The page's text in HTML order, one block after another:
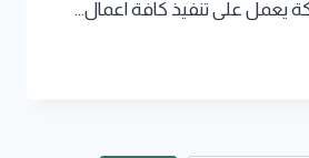
يعمل على تنفيذ كافة اعمال…